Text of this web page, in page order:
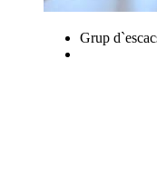
Grup